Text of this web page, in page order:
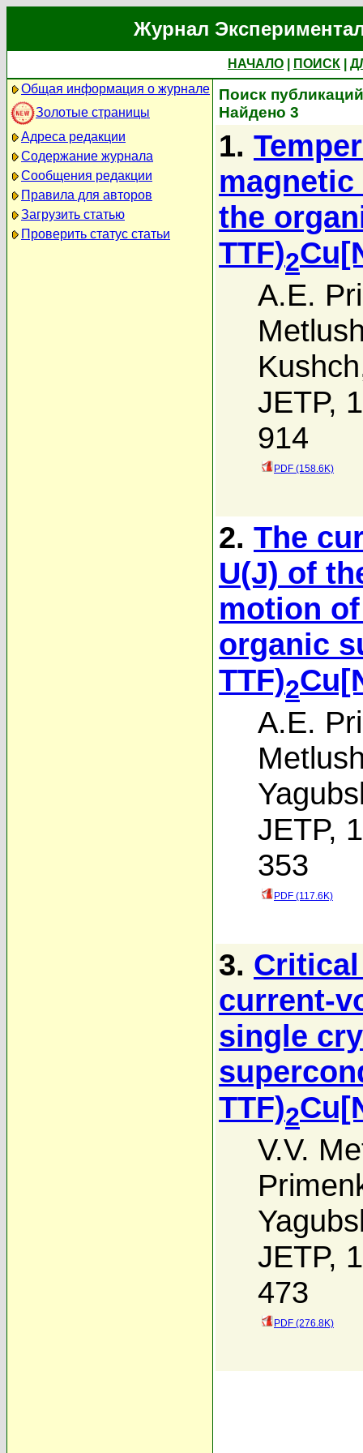
Журнал
НАЧАЛО ПОИСК
Общая информация о журнале
Золотые страницы
Адреса редакции
Содержание журнала
Сообщения редакции
Правила для авторов
Загрузить статью
Проверить статус статьи
Поиск
Найдено 3
1.
the
TTF)2
A.E.
Kushch
JETP,
914
PDF (158.6K)
2. The
U(J) of
motion
organic
TTF)2
A.E.
JETP,
353
PDF (117.6K)
3.
current-
single
TTF)2
V.V.
JETP,
473
PDF (276.8K)